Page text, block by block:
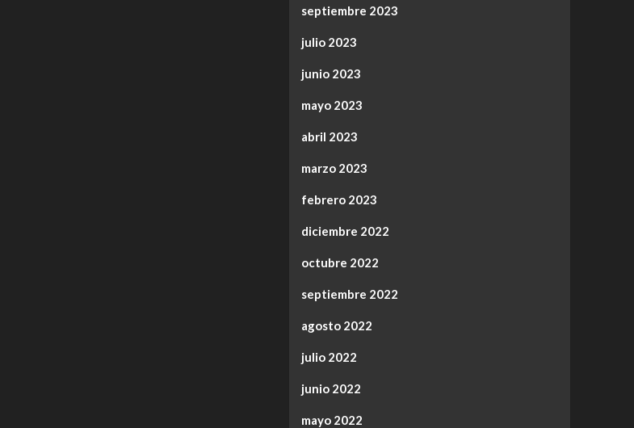
septiembre 2023
julio 2023
junio 2023
mayo 2023
abril 2023
marzo 2023
febrero 2023
diciembre 2022
octubre 2022
septiembre 2022
agosto 2022
julio 2022
junio 2022
mayo 2022